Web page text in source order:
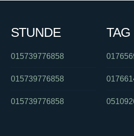
STUNDE
015739776858
015739776858
015739776858
TAG